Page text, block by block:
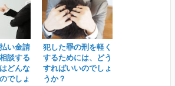
い金請
談する
どんな
でしょ
犯した罪の刑を軽く
するためには、どう
すればいいのでしょ
うか？